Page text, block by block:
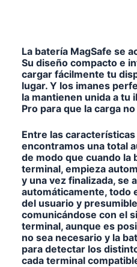
La batería MagSafe se
Su diseño compacto e
cargar fácilmente tu
lugar. Y los imanes
la mantienen unida a tu
Pro para que la carga
Entre las
encontramos una total
de modo que cuando la
terminal, empieza
y una vez finalizada, se
automáticamente, todo
del usuario y
comunicándose con el
terminal, aunque es
no sea necesario y la
para detectar los
cada terminal